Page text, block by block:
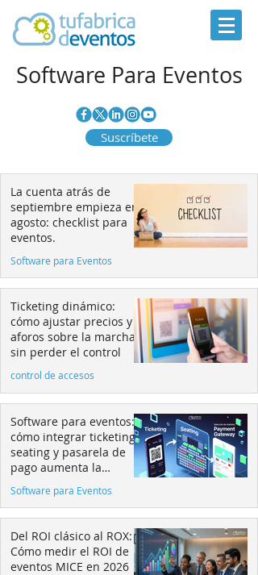
Software Para Eventos
Suscríbete
La cuenta atrás de
septiembre empieza en
agosto: checklist para
eventos.
Software para Eventos
Ticketing dinámico:
cómo ajustar precios y
aforos sobre la marcha
sin perder el control
control de accesos
Software para eventos:
cómo integrar ticketing,
seating y pasarela de
pago aumenta la
Software para Eventos
Del ROI clásico al ROX:
Cómo medir el ROI de
eventos MICE en 2026